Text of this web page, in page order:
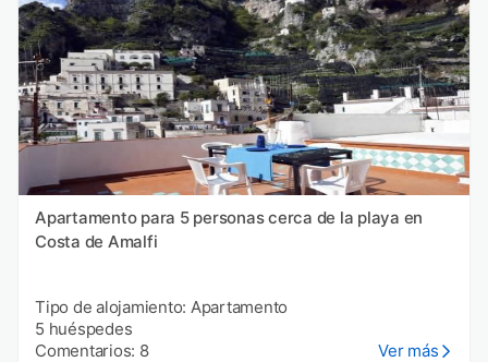
Apartamento para 5 personas cerca de la playa en
Costa de Amalfi
Tipo de alojamiento: Apartamento
5 huéspedes
Comentarios: 8
Ver más